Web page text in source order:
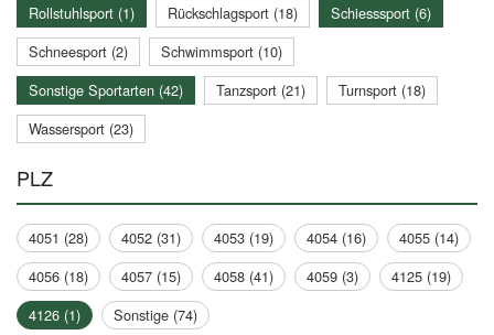
Rollstuhlsport (1)
Rückschlagsport (18)
Schiesssport (6)
Schneesport (2)
Schwimmsport (10)
Sonstige Sportarten (42)
Tanzsport (21)
Turnsport (18)
Wassersport (23)
PLZ
4051 (28) 4052 (31) 4053 (19) 4054 (16)
4055 (14)
4056 (18)
4057 (15) 4058 (41) 4059 (3)
4125 (19)
4126 (1)
Sonstige (74)